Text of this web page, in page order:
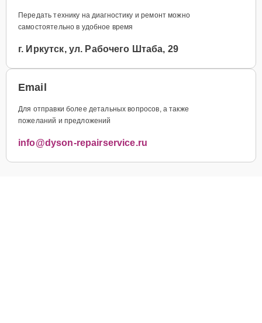
Передать технику на диагностику и ремонт можно
самостоятельно в удобное время
г. Иркутск, ул. Рабочего Штаба, 29
Email
Для отправки более детальных вопросов, а также
пожеланий и предложений
info@dyson-repairservice.ru